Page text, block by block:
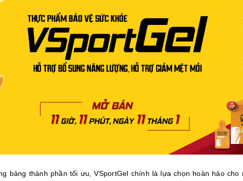
bảng thành phần tối ưu, VSportGel chính là lựa chọn hoàn hảo cho